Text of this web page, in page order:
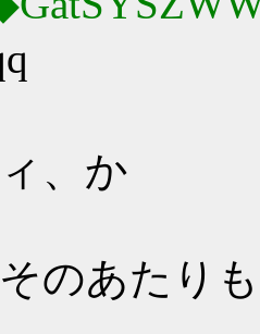
、か
のあたりも